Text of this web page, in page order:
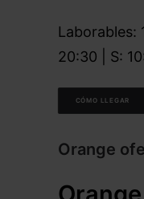
Laborables:
20:30 | S:
CÓMO LLEGAR
Orange